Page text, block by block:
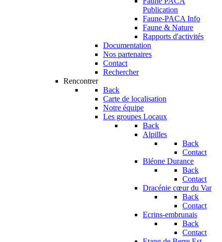
Publication
Faune-PACA Info
Faune & Nature
Rapports d'activités
Documentation
Nos partenaires
Contact
Rechercher
Rencontrer
Back
Carte de localisation
Notre équipe
Les groupes Locaux
Back
Alpilles
Back
Contact
Bléone Durance
Back
Contact
Dracénie cœur du Var
Back
Contact
Ecrins-embrunais
Back
Contact